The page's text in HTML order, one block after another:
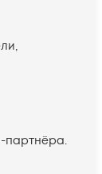
партнёра.